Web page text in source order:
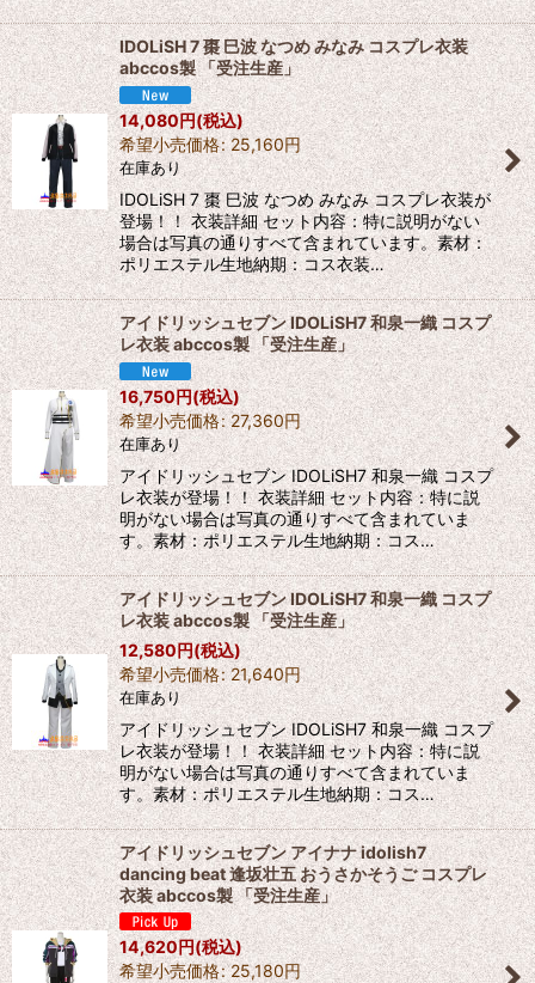
IDOLiSH 7 棗 巳波 なつめ みなみ コスプレ衣装
abccos製 「受注生産」
14,080円(税込)
希望小売価格: 25,160円
在庫あり
IDOLiSH 7 棗 巳波 なつめ みなみ コスプレ衣装が
登場！！ 衣装詳細 セット内容：特に説明がない
場合は写真の通りすべて含まれています。素材：
ポリエステル生地納期：コス衣装…
アイドリッシュセブン IDOLiSH7 和泉一織 コスプ
レ衣装 abccos製 「受注生産」
16,750円(税込)
希望小売価格: 27,360円
在庫あり
アイドリッシュセブン IDOLiSH7 和泉一織 コスプ
レ衣装が登場！！ 衣装詳細 セット内容：特に説
明がない場合は写真の通りすべて含まれていま
す。素材：ポリエステル生地納期：コス…
アイドリッシュセブン IDOLiSH7 和泉一織 コスプ
レ衣装 abccos製 「受注生産」
12,580円(税込)
希望小売価格: 21,640円
在庫あり
アイドリッシュセブン IDOLiSH7 和泉一織 コスプ
レ衣装が登場！！ 衣装詳細 セット内容：特に説
明がない場合は写真の通りすべて含まれていま
す。素材：ポリエステル生地納期：コス…
アイドリッシュセブン アイナナ idolish7
dancing beat 逢坂壮五 おうさかそうご コスプレ
衣装 abccos製 「受注生産」
14,620円(税込)
希望小売価格: 25,180円